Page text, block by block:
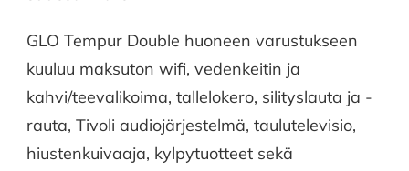
GLO Tempur Double huoneen varustukseen
kuuluu maksuton wifi, vedenkeitin ja
kahvi/teevalikoima, tallelokero, silityslauta ja -
rauta, Tivoli audiojärjestelmä, taulutelevisio,
hiustenkuivaaja, kylpytuotteet sekä